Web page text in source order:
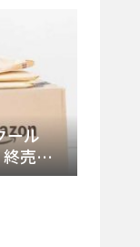
ール
売の
・再